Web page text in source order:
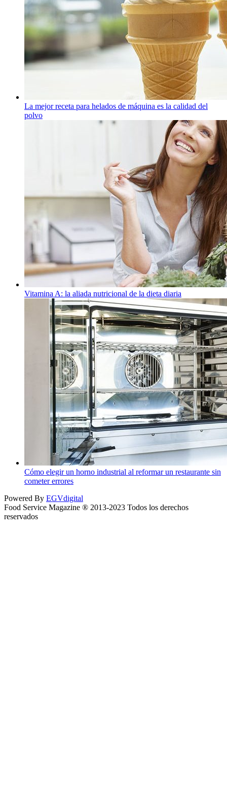
La mejor receta para helados de máquina es la calidad del
polvo
Vitamina A: la aliada nutricional de la dieta diaria
Cómo elegir un horno industrial al reformar un restaurante sin
cometer errores
Powered By EGVdigital
Food Service Magazine ® 2013-2023 Todos los derechos
reservados